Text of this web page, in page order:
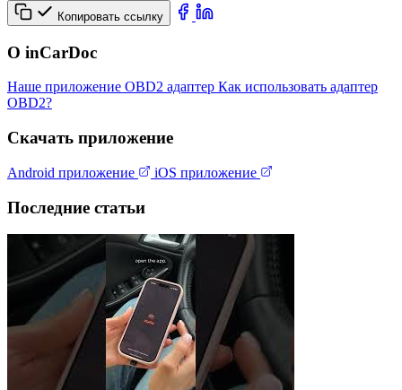
Копировать ссылку
О inCarDoc
Наше приложение OBD2 адаптер Как использовать адаптер
OBD2?
Скачать приложение
Android приложение iOS приложение
Последние статьи